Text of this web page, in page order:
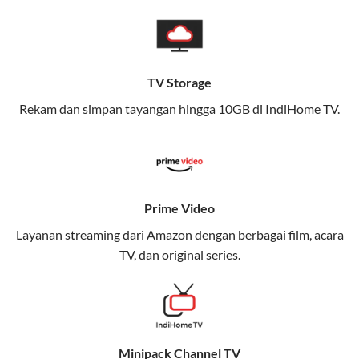
memungkinkan Anda menikmati internet cepat baik
di rumah maupun saat bepergian.
Dengan Telkomsel One, Anda tidak terikat pada satu
teknologi jaringan tertentu, sehingga bisa menikmati
Keunggulan Telkomsel One
Nikmati kecepatan internet super cepat untuk
streaming, gaming, dan bekerja dari rumah.
Memudahkan Anda dalam mengelola jaringan dan
meningkatkan keamanan.
Kuota Keluarga
TV Storage
Rekam dan simpan tayangan hingga 10GB di IndiHome TV.
Prime Video
Layanan streaming dari Amazon dengan berbagai film, acara
TV, dan original series.
Minipack Channel TV